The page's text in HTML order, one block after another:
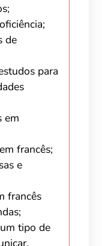
de
para
em
francês;
e
francês
tipo de